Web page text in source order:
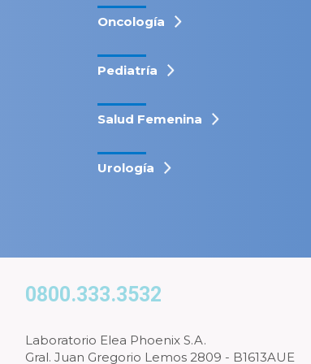
Oncología
Pediatría
Salud Femenina
Urología
0800.333.3532
Laboratorio Elea Phoenix S.A.
Gral. Juan Gregorio Lemos 2809 - B1613AUE